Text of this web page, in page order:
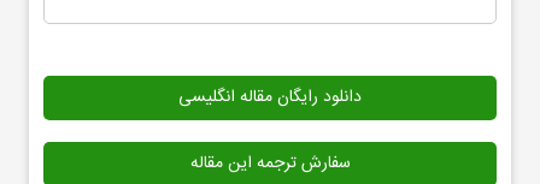
دانلود رایگان مقاله انگلیسی
سفارش ترجمه این مقاله